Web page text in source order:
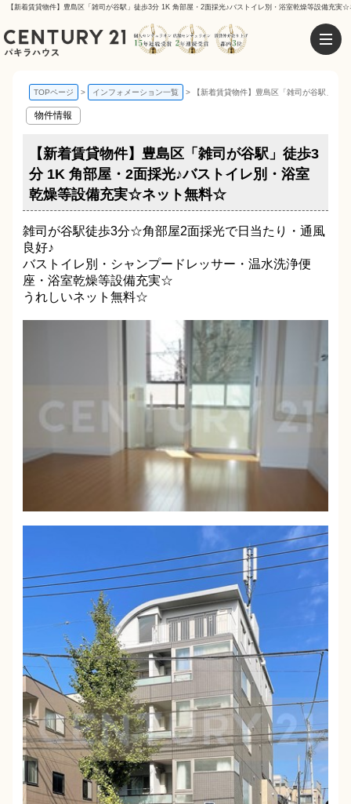
【新着賃貸物件】豊島区「雑司が谷駅」徒歩3分 1K 角部屋・2面採光♪バストイレ別・浴室乾燥等設備充
TOPページ インフォメーション一覧 【新着賃貸物件】豊島区「雑司が谷駅」
物件情報
【新着賃貸物件】豊島区「雑司が谷駅」徒歩3
分 1K 角部屋・2面採光♪バストイレ別・浴室
乾燥等設備充実☆ネット無料☆
雑司が谷駅徒歩3分☆角部屋2面採光で日当たり・通風
良好♪
バストイレ別・シャンプードレッサー・温水洗浄便
座・浴室乾燥等設備充実☆
うれしいネット無料☆